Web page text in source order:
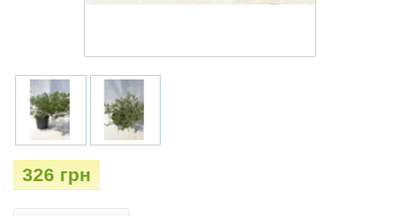
326 грн